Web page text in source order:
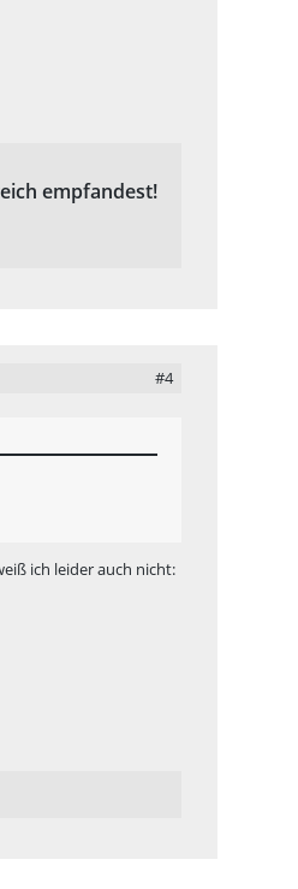
empfandest!
#4
ich leider auch nicht: